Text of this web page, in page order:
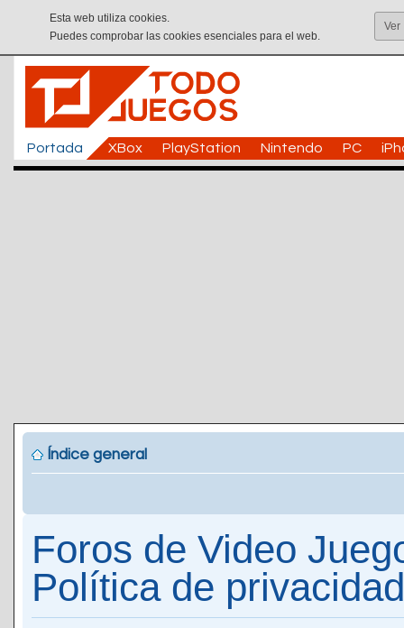
Esta web utiliza cookies.
Puedes comprobar las cookies esenciales para el web.
Ver
Portada XBox PlayStation Nintendo PC
Índice general
Foros de Video
Política de privacidad